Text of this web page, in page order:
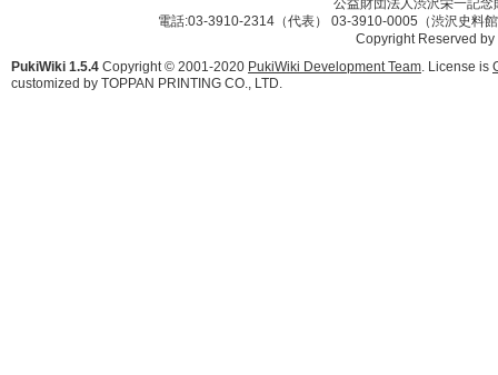
公益財団法人渋沢栄一記
電話:03-3910-2314（代表） 03-3910-0005（渋沢史料
Copyright Reserved
PukiWiki 1.5.4 Copyright © 2001-2020 PukiWiki Development Team. License is
customized by TOPPAN PRINTING CO., LTD.